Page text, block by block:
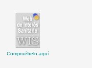
Compruébelo aquí